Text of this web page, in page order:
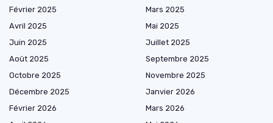
Février 2025
Mars 2025
Avril 2025
Mai 2025
Juin 2025
Juillet 2025
Août 2025
Septembre 2025
Octobre 2025
Novembre 2025
Décembre 2025
Janvier 2026
Février 2026
Mars 2026